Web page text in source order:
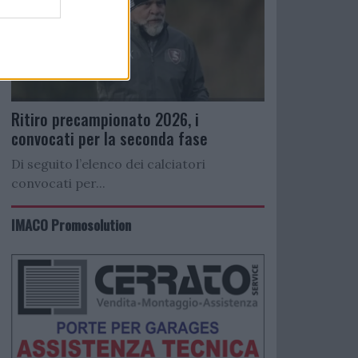
Ritiro precampionato 2026, i
convocati per la seconda fase
Di seguito l’elenco dei calciatori
convocati per...
IMACO Promosolution